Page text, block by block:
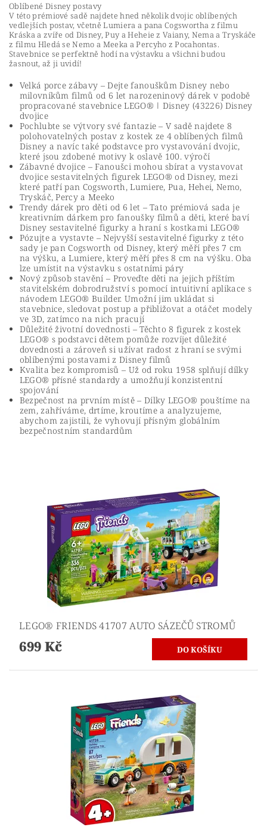
Oblíbené Disney postavy
V této prémiové sadě najdete hned několik dvojic oblíbených
vedlejších postav, včetně Lumiera a pana Cogswortha z filmu
Kráska a zvíře od Disney, Puy a Heheie z Vaiany, Nema a Tryskáče
z filmu Hledá se Nemo a Meeka a Percyho z Pocahontas.
Stavebnice se perfektně hodí na výstavku a všichni budou
žasnout, až ji uvidí!
Velká porce zábavy – Dejte fanouškům Disney nebo
milovníkům filmů od 6 let narozeninový dárek v podobě
propracované stavebnice LEGO® ǀ Disney (43226) Disney
dvojice
Pochlubte se výtvory své fantazie – V sadě najdete 8
polohovatelných postav z kostek ze 4 oblíbených filmů
Disney a navíc také podstavce pro vystavování dvojic,
které jsou zdobené motivy k oslavě 100. výročí
Zábavné dvojice – Fanoušci mohou sbírat a vystavovat
dvojice sestavitelných figurek LEGO® od Disney, mezi
které patří pan Cogsworth, Lumiere, Pua, Hehei, Nemo,
Tryskáč, Percy a Meeko
Trendy dárek pro děti od 6 let – Tato prémiová sada je
kreativním dárkem pro fanoušky filmů a děti, které baví
Disney sestavitelné figurky a hraní s kostkami LEGO®
Pózujte a vystavte – Nejvyšší sestavitelné figurky z této
sady je pan Cogsworth od Disney, který měří přes 7 cm
na výšku, a Lumiere, který měří přes 8 cm na výšku. Oba
lze umístit na výstavku s ostatními páry
Nový způsob stavění – Proveďte děti na jejich příštím
stavitelském dobrodružství s pomocí intuitivní aplikace s
návodem LEGO® Builder. Umožní jim ukládat si
stavebnice, sledovat postup a přibližovat a otáčet modely
ve 3D, zatímco na nich pracují
Důležité životní dovednosti – Těchto 8 figurek z kostek
LEGO® s podstavci dětem pomůže rozvíjet důležité
dovednosti a zároveň si užívat radost z hraní se svými
oblíbenými postavami z Disney filmů
Kvalita bez kompromisů – Už od roku 1958 splňují dílky
LEGO® přísné standardy a umožňují konzistentní
spojování
Bezpečnost na prvním místě – Dílky LEGO® pouštíme na
zem, zahříváme, drtíme, kroutíme a analyzujeme,
abychom zajistili, že vyhovují přísným globálním
bezpečnostním standardům
LEGO® FRIENDS 41707 AUTO SÁZEČŮ STROMŮ
699 Kč